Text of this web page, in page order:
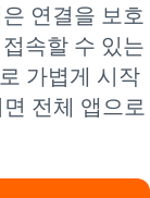
연결을 보호
속할 수 있는
가볍게 시작
전체 앱으로